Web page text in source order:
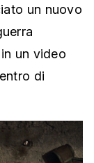
un nuovo
un video
di